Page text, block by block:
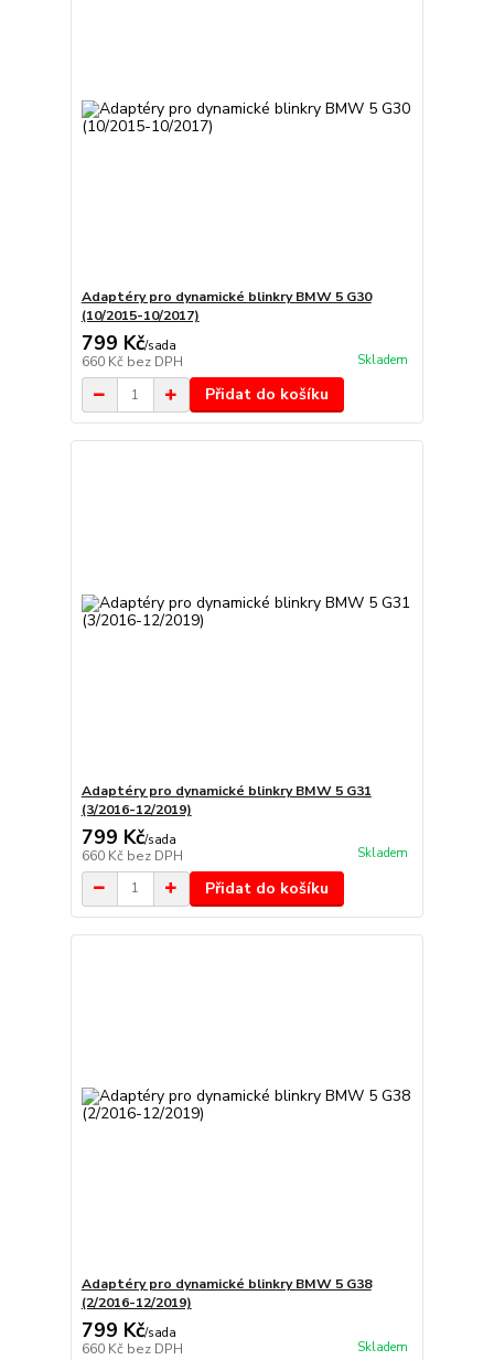
Adaptéry pro dynamické blinkry BMW 5 G30
(10/2015-10/2017)
799 Kč/sada
660 Kč bez DPH Skladem
Přidat do košíku
Adaptéry pro dynamické blinkry BMW 5 G31
(3/2016-12/2019)
799 Kč/sada
660 Kč bez DPH Skladem
Přidat do košíku
Adaptéry pro dynamické blinkry BMW 5 G38
(2/2016-12/2019)
799 Kč/sada
660 Kč bez DPH Skladem